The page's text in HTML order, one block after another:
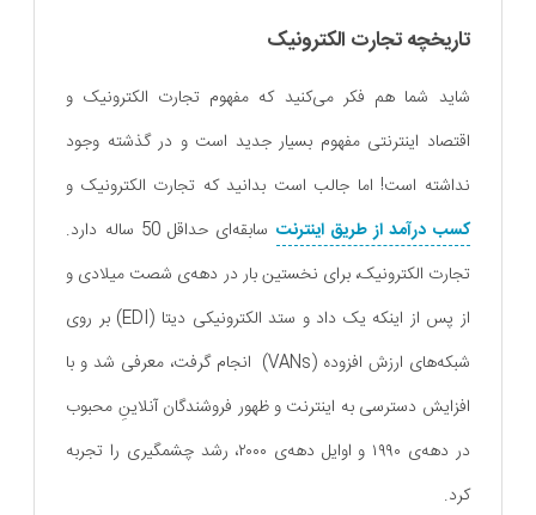
تاریخچه تجارت الکترونیک
شاید شما هم فکر می‌کنید که مفهوم تجارت الکترونیک و
اقتصاد اینترنتی مفهوم بسیار جدید است و در گذشته وجود
نداشته است! اما جالب است بدانید که تجارت الکترونیک و
کسب درآمد از طریق اینترنت
سابقه‌ای حداقل 50 ساله دارد.
تجارت الکترونیک، برای نخستین بار در دهه‌‌ی شصت میلادی و
از پس از اینکه یک داد و ستد الکترونیکی دیتا (EDI) بر روی
شبکه‌های ارزش افزوده (VANs) انجام گرفت، معرفی شد و با
افزایش دسترسی به اینترنت و ظهور فروشندگان آنلاینِ محبوب
در دهه‌ی ۱۹۹۰ و اوایل دهه‌ی ۲۰۰۰، رشد چشمگیری را تجربه
کرد.